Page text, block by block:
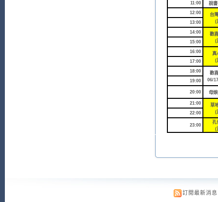
11:00
說
12:00
台
(
13:00
14:00
歡
(
15:00
16:00
真
(
17:00
18:00
歡
06/
19:00
20:00 母
21:00
草
(
22:00
23:00
孔
(
訂閱最新消息